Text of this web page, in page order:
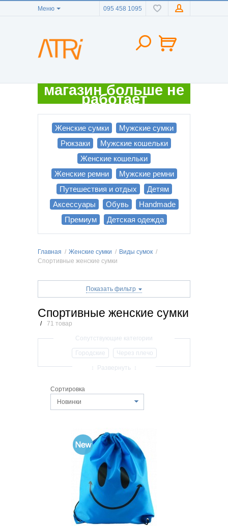
Меню 095 458 1095
магазин больше не
работает
Женские сумки
Мужские сумки
Рюкзаки
Мужские кошельки
Женские кошельки
Женские ремни
Мужские ремни
Путешествия и отдых
Детям
Аксессуары
Обувь
Handmade
Премиум
Детская одежда
Главная / Женские сумки / Виды сумок /
Спортивные женские сумки
Показать фильтр
Спортивные женские сумки
/ 71 товар
Городские
Через плечо
Классические
Деловые
Сумка-рюкзак женская
Молодежные
Вечерние
↕ Развернуть ↕
Сортировка
Новинки